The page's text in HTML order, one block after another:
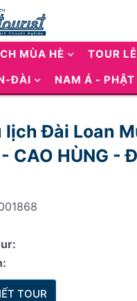
MÙA HÈ TOUR
ĐÀI
NAM Á - PHẬT
Đài Loan
CAO HÙNG -
TOUR